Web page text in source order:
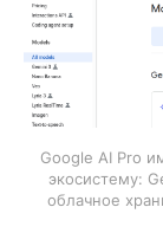
Google AI Pro
экосистему:
облачное